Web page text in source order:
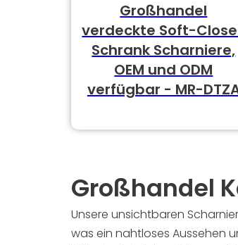
Großhandel
verdeckte Soft-
Schrank Scharniere,
OEM und ODM
verfügbar - MR-
Großhandel
Unsere unsichtbaren
was ein nahtloses Aussehen